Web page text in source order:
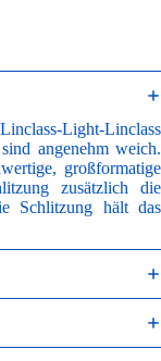
Light-Linclass
angenehm weich.
großformatige
zusätzlich die
Schlitzung hält das